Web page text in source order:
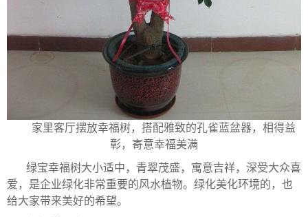
家里客厅摆放幸福树，搭配雅致的孔雀蓝盆器，相得益
彰，寄意幸福美满
绿宝幸福树大小适中，青翠茂盛，寓意吉祥，深受大众喜
爱，是企业绿化非常重要的风水植物。绿化美化环境的，也
给大家带来美好的希望。